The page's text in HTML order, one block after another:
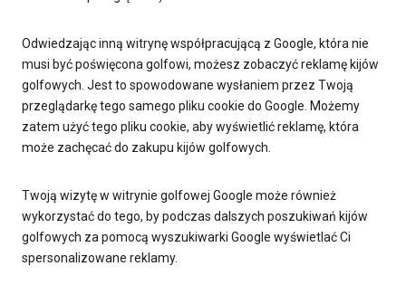
Odwiedzając inną witrynę współpracującą z Google, która nie
musi być poświęcona golfowi, możesz zobaczyć reklamę kijów
golfowych. Jest to spowodowane wysłaniem przez Twoją
przeglądarkę tego samego pliku cookie do Google. Możemy
zatem użyć tego pliku cookie, aby wyświetlić reklamę, która
może zachęcać do zakupu kijów golfowych.
Twoją wizytę w witrynie golfowej Google może również
wykorzystać do tego, by podczas dalszych poszukiwań kijów
golfowych za pomocą wyszukiwarki Google wyświetlać Ci
spersonalizowane reklamy.